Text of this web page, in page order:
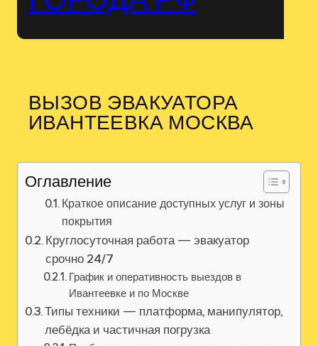
ВЫЗОВ ЭВАКУАТОРА
ИВАНТЕЕВКА МОСКВА
Оглавление
Краткое описание доступных услуг и зоны
покрытия
Круглосуточная работа — эвакуатор
срочно 24/7
График и оперативность выездов в
Ивантеевке и по Москве
Типы техники — платформа, манипулятор,
лебёдка и частичная погрузка